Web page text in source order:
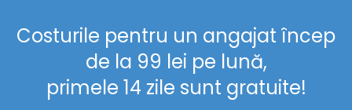
Costurile pentru un angajat încep
de la 99 lei pe lună,
primele 14 zile sunt gratuite!